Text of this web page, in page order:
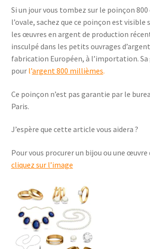
Si un jour vous tombez sur le poinçon 800
l’ovale, sachez que ce poinçon est visible
les œuvres en argent de production
insculpé dans les petits ouvrages
fabrication Européen, à l’importation.
pour l’argent 800 millièmes.
Ce poinçon n’est pas garantie par le
Paris.
J’espère que cette article vous aidera ?
Pour vous procurer un bijou ou une œuvre
cliquez sur l’image